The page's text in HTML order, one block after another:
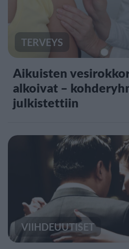
TERVEYS
Aikuisten
alkoivat –
julkistettiin
VIIHDEUUTISET